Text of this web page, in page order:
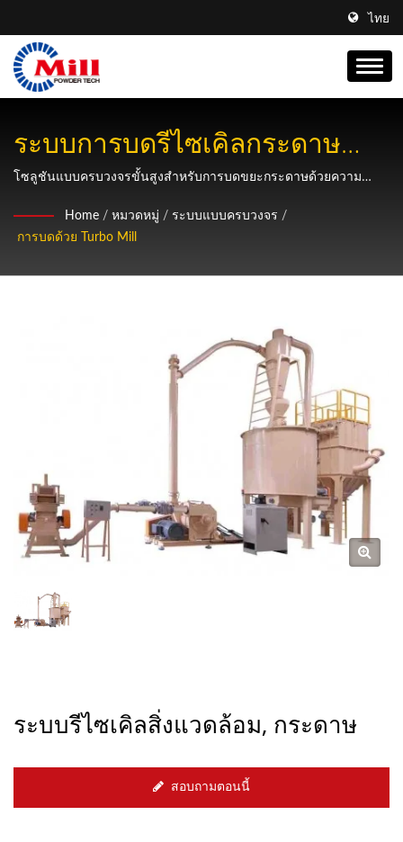
ไทย
ระบบการบดรีไซเคิลกระดาษ
แบบครบวงจรสำหรับการ
ประมวลผลสิ่งแวดล้อม
โซลูชันแบบครบวงจรขั้นสูงสำหรับการบดขยะกระดาษด้วยความ
รีไซเคิลสิ่งแวดล้อมที่มีประสิทธิภาพ
Home / หมวดหมู่ / ระบบแบบครบวงจร /
การบดด้วย Turbo Mill
ระบบรีไซเคิลสิ่งแวดล้อม, กระดาษ
สอบถามตอนนี้